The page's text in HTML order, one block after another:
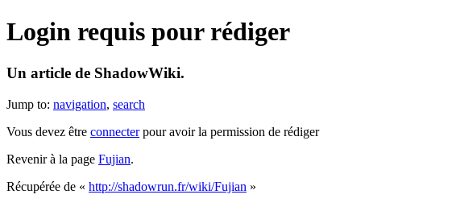
Login requis pour rédiger
Un article de ShadowWiki.
Jump to: navigation, search
Vous devez être connecterpour avoir la permission de rédiger
Revenir à la page Fujian.
Récupérée de « http://shadowrun.fr/wiki/Fujian »